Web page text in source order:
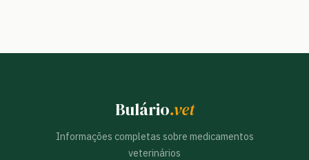
Bulário.vet
Informações completas sobre medicamentos
veterinários